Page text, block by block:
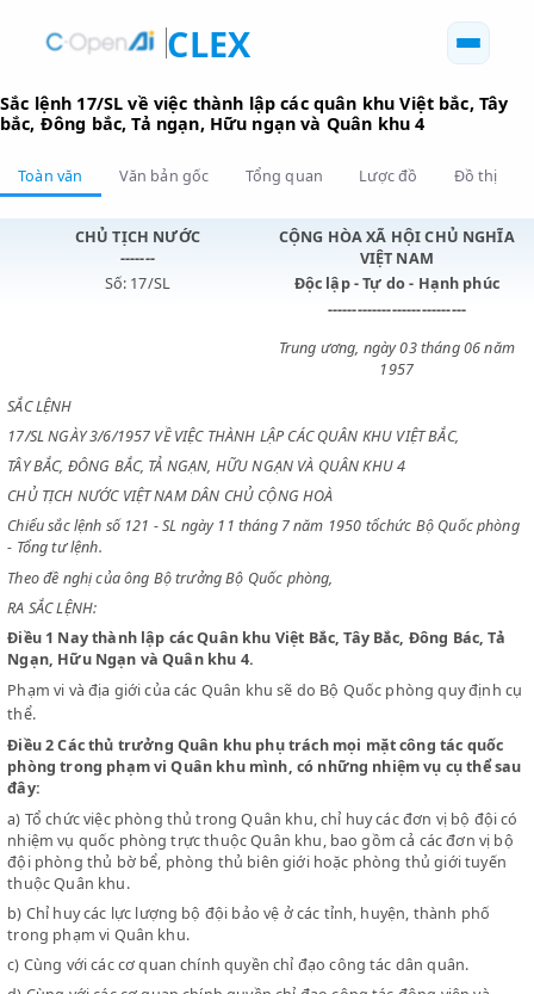
CLEX
Sắc lệnh 17/SL về việc thành lập các quân khu Việt bắc,
bắc, Đông bắc, Tả ngạn, Hữu ngạn và Quân khu 4
Toàn văn
CHỦ TỊCH NƯỚC
-------
CỘNG HÒA XÃ HỘI CHỦ
VIỆT NAM
Độc lập - Tự do - Hạnh
----------------------------
SẮC LỆNH
17/SL NGÀY 3/6/1957 VỀ VIỆC THÀNH LẬP CÁC QUÂN KHU VIỆT BẮC,
TÂY BẮC, ĐÔNG BẮC, TẢ NGẠN, HỮU NGẠN VÀ QUÂN KHU 4
CHỦ TỊCH NƯỚC VIỆT NAM DÂN CHỦ CỘNG HOÀ
Chiểu sắc lệnh số 121 - SL ngày 11 tháng 7 năm 1950 tổchức Bộ Quốc
- Tổng tư lệnh.
Theo đề nghị của ông Bộ trưởng Bộ Quốc phòng,
RA SẮC LỆNH:
Điều 1
Ngạn, Hữu Ngạn và Quân khu 4.
Phạm vi và địa giới của các Quân khu sẽ do Bộ Quốc phòng quy
thể.
Điều 2Các thủ trưởng Quân khu phụ trách mọi mặt công tác
phòng trong phạm vi Quân khu mình, có những nhiệm vụ cụ
đây:
a) Tổ chức việc phòng thủ trong Quân khu, chỉ huy các đơn vị bộ
nhiệm vụ quốc phòng trực thuộc Quân khu, bao gồm cả các đơn
đội phòng thủ bờ bể, phòng thủ biên giới hoặc phòng thủ giới
thuộc Quân khu.